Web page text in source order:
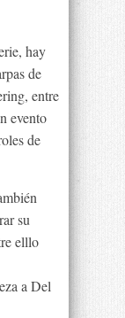
hay
de
entre
evento
de
su
elllo
a Del